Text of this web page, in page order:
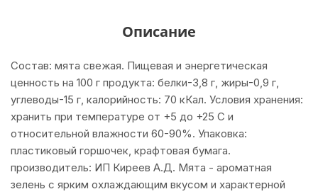
Описание
Состав: мята свежая. Пищевая и энергетическая
ценность на 100 г продукта: белки-3,8 г, жиры-0,9 г,
углеводы-15 г, калорийность: 70 кКал. Условия хранения:
хранить при температуре от +5 до +25 С и
относительной влажности 60-90%. Упаковка:
пластиковый горшочек, крафтовая бумага.
производитель: ИП Киреев А.Д. Мята - ароматная
зелень с ярким охлаждающим вкусом и характерной